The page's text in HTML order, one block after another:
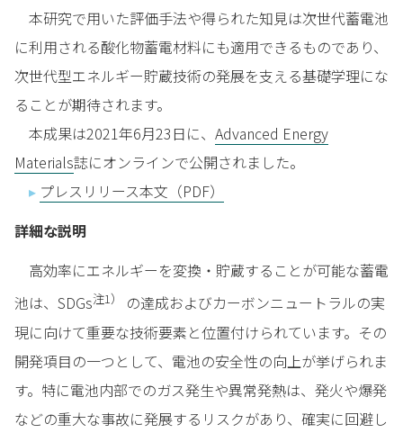
本研究で用いた評価手法や得られた知見は次世代蓄電池
に利用される酸化物蓄電材料にも適用できるものであり、
次世代型エネルギー貯蔵技術の発展を支える基礎学理にな
ることが期待されます。
本成果は2021年6月23日に、 Advanced Energy
Materials誌にオンラインで公開されました。
▸ プレスリリース本文（PDF）
詳細な説明
高効率にエネルギーを変換・貯蔵することが可能な蓄電
池は、SDGs注1）
の達成およびカーボンニュートラルの実
現に向けて重要な技術要素と位置付けられています。その
開発項目の一つとして、電池の安全性の向上が挙げられま
す。特に電池内部でのガス発生や異常発熱は、発火や爆発
などの重大な事故に発展するリスクがあり、確実に回避し